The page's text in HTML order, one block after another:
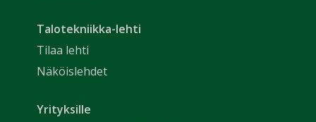
Talotekniikka-lehti
Tilaa lehti
Näköislehdet
Yrityksille